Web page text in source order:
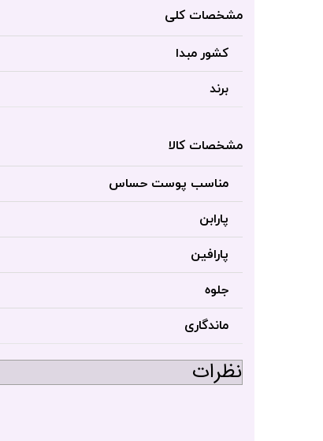
مشخصات کلی
کشور مبدا
برند
مشخصات کالا
مناسب پوست حساس
پارابن
پارافین
جلوه
ماندگاری
نظرات